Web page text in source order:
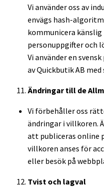
Vi använder oss av
envägs hash-
kommunicera
personuppgifter och
Vi använder en
av Quickbutik AB
Ändringar till de
Vi förbehåller oss
ändringar i villkoren.
att publiceras online
villkoren anses för
eller besök på
Tvist och lagval